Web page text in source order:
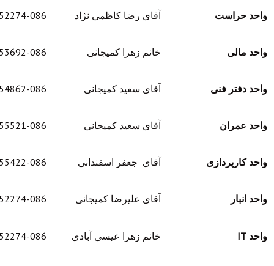
آقای رضا کاظمی نژاد 35452274-086
خانم زهرا کمیجانی 35453692-086
فنی آقای سعید کمیجانی 35454862-086
آقای سعید کمیجانی 35455521-086
آقای جعفر اسفندانی 35455422-086
آقای علیرضا کمیجانی 35452274-086
خانم زهرا عیسی آبادی 35452274-086